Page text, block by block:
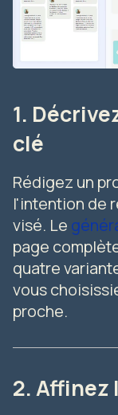
1.
clé
Rédigez un
l'intention de
visé. Le
page
quatre
vous
proche.
2. Affinez